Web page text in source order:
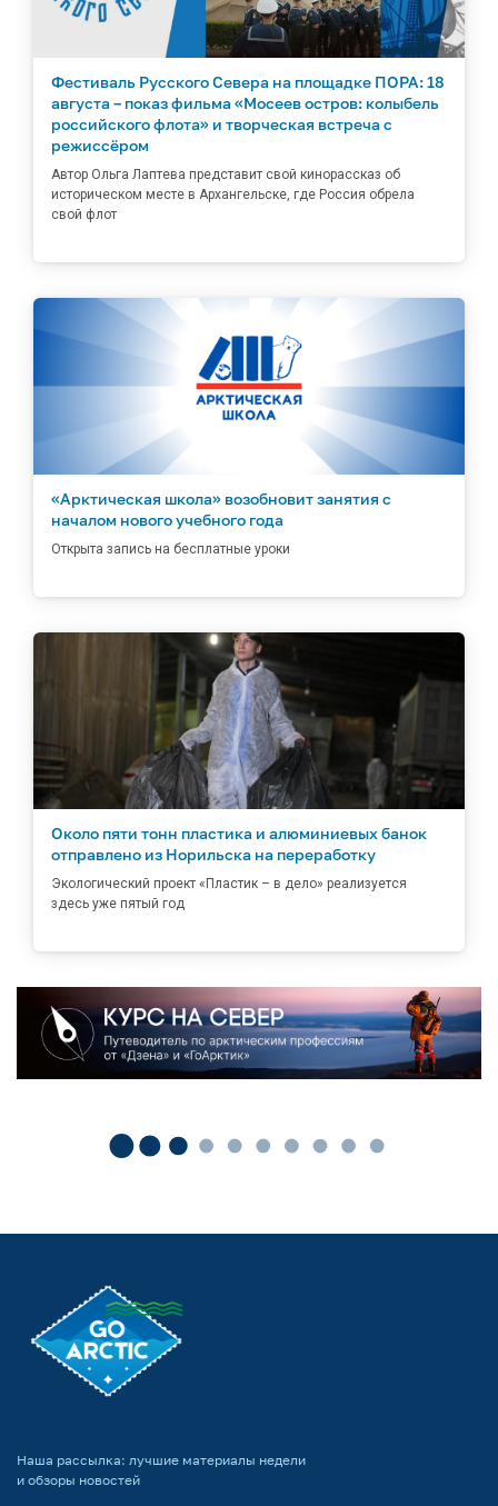
Фестиваль Русского Севера на площадке ПОРА: 18
августа – показ фильма «Мосеев остров: колыбель
российского флота» и творческая встреча с
режиссёром
Автор Ольга Лаптева представит свой кинорассказ об
историческом месте в Архангельске, где Россия обрела
свой флот
«Арктическая школа» возобновит занятия с
началом нового учебного года
Открыта запись на бесплатные уроки
Около пяти тонн пластика и алюминиевых банок
отправлено из Норильска на переработку
Экологический проект «Пластик – в дело» реализуется
здесь уже пятый год
Наша рассылка: лучшие материалы недели
и обзоры новостей